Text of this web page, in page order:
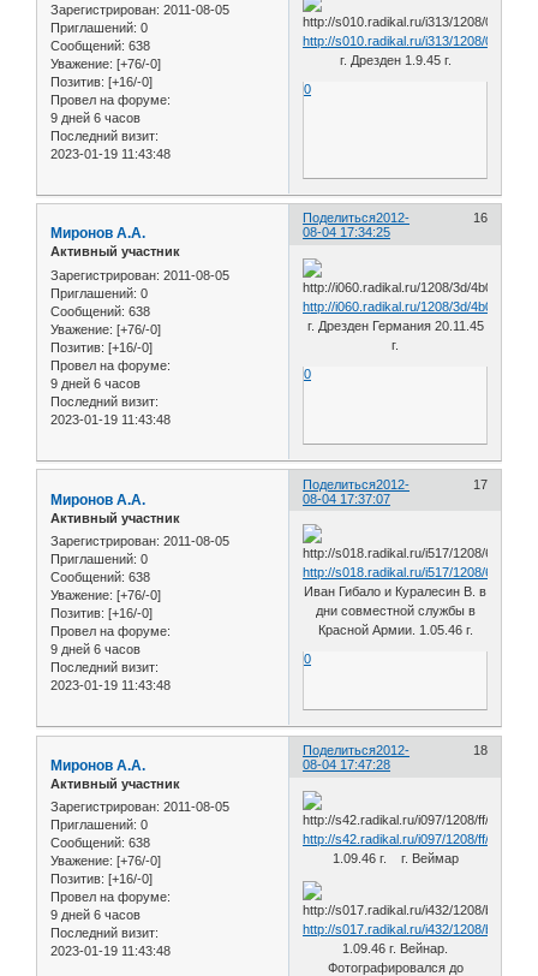
Зарегистрирован: 2011-08-05
Приглашений: 0
Сообщений: 638
Уважение: [+76/-0]
Позитив: [+16/-0]
Провел на форуме:
9 дней 6 часов
Последний визит:
2023-01-19 11:43:48
http://s010.radikal.ru/i313/1208/0c/
г. Дрезден 1.9.45 г.
0
Поделиться 16
2012-
08-04 17:34:25
Миронов А.А.
Активный участник
Зарегистрирован: 2011-08-05
Приглашений: 0
Сообщений: 638
Уважение: [+76/-0]
Позитив: [+16/-0]
Провел на форуме:
9 дней 6 часов
Последний визит:
2023-01-19 11:43:48
http://i060.radikal.ru/1208/3d/
г. Дрезден Германия 20.11.45
г.
0
Поделиться 17
2012-
08-04 17:37:07
Миронов А.А.
Активный участник
Зарегистрирован: 2011-08-05
Приглашений: 0
Сообщений: 638
Уважение: [+76/-0]
Позитив: [+16/-0]
Провел на форуме:
9 дней 6 часов
Последний визит:
2023-01-19 11:43:48
http://s018.radikal.ru/i517/1208/65/
Иван Гибало и Куралесин В. в
дни совместной службы в
Красной Армии. 1.05.46 г.
0
Поделиться 18
2012-
08-04 17:47:28
Миронов А.А.
Активный участник
Зарегистрирован: 2011-08-05
Приглашений: 0
Сообщений: 638
Уважение: [+76/-0]
Позитив: [+16/-0]
Провел на форуме:
9 дней 6 часов
Последний визит:
2023-01-19 11:43:48
http://s42.radikal.ru/i097/1208/ff/
1.09.46 г. г. Веймар
http://s017.radikal.ru/i432/1208/be/
1.09.46 г. Вейнар.
Фотографировался до